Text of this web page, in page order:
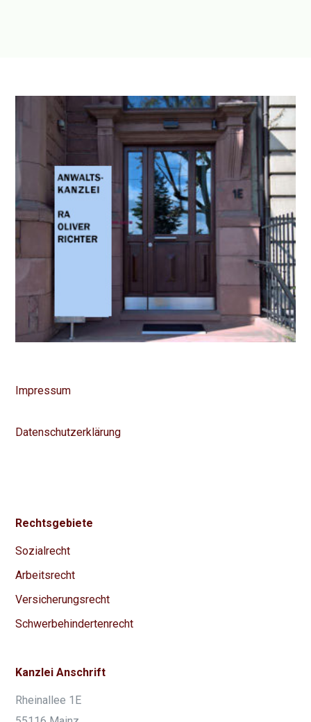
Impressum
Datenschutzerklärung
Rechtsgebiete
Sozialrecht
Arbeitsrecht
Versicherungsrecht
Schwerbehindertenrecht
Kanzlei Anschrift
Rheinallee 1E